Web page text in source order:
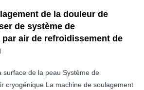
de la douleur de
de système de
air de refroidissement de
surface de la peau Système de
cryogénique La machine de soulagement